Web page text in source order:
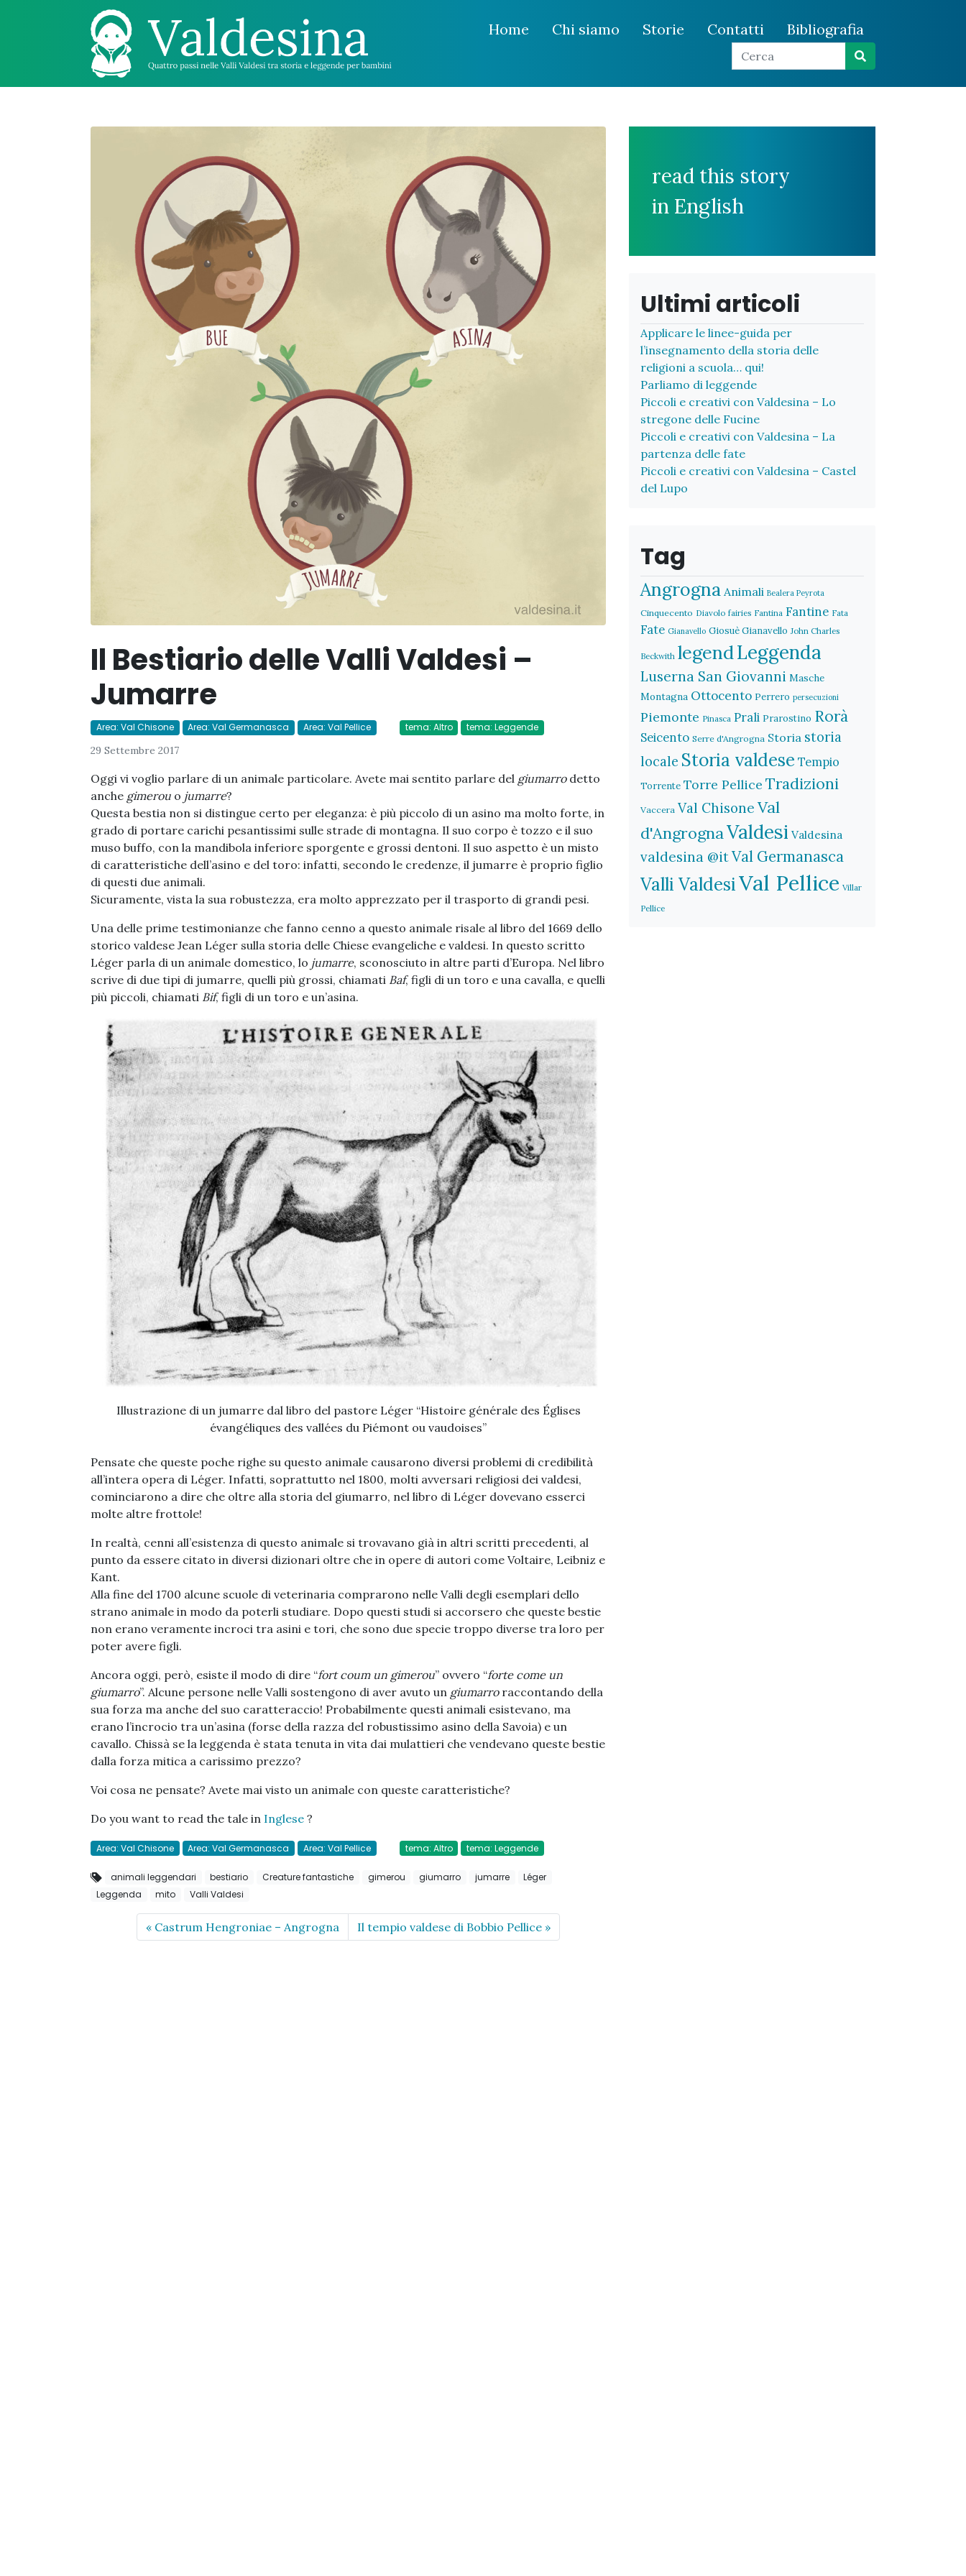
Home Chi siamo Storie Contatti Bibliografia
Il Bestiario delle Valli Valdesi –
Jumarre
Area: Val Chisone Area: Val Germanasca Area: Val Pellice tema: Altro tema: Leggende
29 Settembre 2017
Oggi vi voglio parlare di un animale particolare. Avete mai sentito parlare del giumarrodetto
anche gimerou o jumarre?
Questa bestia non si distingue certo per eleganza: è più piccolo di un asino ma molto forte, in
grado di portare carichi pesantissimi sulle strade di montagna. Il suo corpo è tozzo e il suo
muso buffo, con la mandibola inferiore sporgente e grossi dentoni. Il suo aspetto è un misto
di caratteristiche dell’asino e del toro: infatti, secondo le credenze, il jumarre è proprio figlio
di questi due animali.
Sicuramente, vista la sua robustezza, era molto apprezzato per il trasporto di grandi pesi.
Una delle prime testimonianze che fanno cenno a questo animale risale al libro del 1669 dello
storico valdese Jean Léger sulla storia delle Chiese evangeliche e valdesi. In questo scritto
Léger parla di un animale domestico, lo jumarre, sconosciuto in altre parti d’Europa. Nel libro
scrive di due tipi di jumarre, quelli più grossi, chiamati Baf, figli di un toro e una cavalla, e quelli
più piccoli, chiamati Bif, figli di un toro e un’asina.
Illustrazione di un jumarre dal libro del pastore Léger “Histoire générale des Églises
évangéliques des vallées du Piémont ou vaudoises”
Pensate che queste poche righe su questo animale causarono diversi problemi di credibilità
all’intera opera di Léger. Infatti, soprattutto nel 1800, molti avversari religiosi dei valdesi,
cominciarono a dire che oltre alla storia del giumarro, nel libro di Léger dovevano esserci
molte altre frottole!
In realtà, cenni all’esistenza di questo animale si trovavano già in altri scritti precedenti, al
punto da essere citato in diversi dizionari oltre che in opere di autori come Voltaire, Leibniz e
Kant.
Alla fine del 1700 alcune scuole di veterinaria comprarono nelle Valli degli esemplari dello
strano animale in modo da poterli studiare. Dopo questi studi si accorsero che queste bestie
non erano veramente incroci tra asini e tori, che sono due specie troppo diverse tra loro per
poter avere figli.
Ancora oggi, però, esiste il modo di dire “fort coum un gimerou” ovvero “forte come un
giumarro”. Alcune persone nelle Valli sostengono di aver avuto un giumarroraccontando della
sua forza ma anche del suo caratteraccio! Probabilmente questi animali esistevano, ma
erano l’incrocio tra un’asina (forse della razza del robustissimo asino della Savoia) e un
cavallo. Chissà se la leggenda è stata tenuta in vita dai mulattieri che vendevano queste bestie
dalla forza mitica a carissimo prezzo?
Voi cosa ne pensate? Avete mai visto un animale con queste caratteristiche?
Do you want to read the tale in Inglese ?
Area: Val Chisone Area: Val Germanasca Area: Val Pellice tema: Altro tema: Leggende
animali leggendari bestiario Creature fantastiche gimerou giumarro jumarre
Léger
Leggenda
mito Valli Valdesi
Castrum Hengroniae – Angrogna Il tempio valdese di Bobbio Pellice
read this story
in English
Ultimi articoli
Applicare le linee-guida per
l’insegnamento della storia delle
religioni a scuola… qui!
Parliamo di leggende
Piccoli e creativi con Valdesina – Lo
stregone delle Fucine
Piccoli e creativi con Valdesina – La
partenza delle fate
Piccoli e creativi con Valdesina – Castel
del Lupo
Tag
Angrogna Animali Bealera Peyrota
Cinquecento Diavolo fairies Fantina Fantine Fata
Fate Gianavello Giosuè Gianavello John Charles
Beckwith legendLeggenda
Luserna San Giovanni Masche
Montagna Ottocento Perrero persecuzioni
Piemonte Pinasca Prali Prarostino Rorà
Seicento Serre d'Angrogna Storia storia
locale Storia valdese Tempio
Torrente Torre Pellice Tradizioni
Vaccera Val Chisone Val
d'AngrognaValdesi Valdesina
valdesina @itVal Germanasca
Valli ValdesiVal Pellice Villar
Pellice